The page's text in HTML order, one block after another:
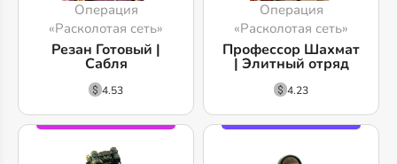
Операция
«Расколотая сеть»
Резан Готовый |
Сабля
4.53
Операция
«Расколотая сеть»
Профессор Шахмат
| Элитный отряд
4.23